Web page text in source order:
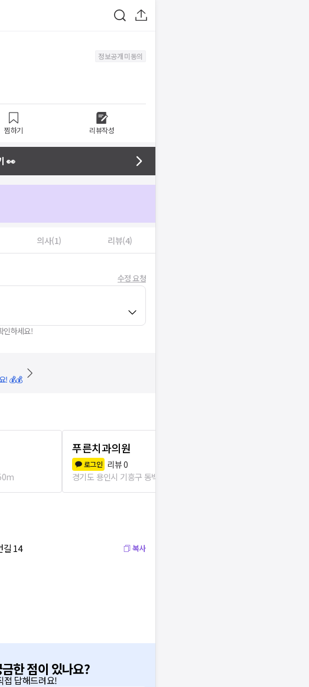
정보공개 미동의
찜하기 리뷰작성
👀
의사(1) 리뷰(4)
수정 요청
인하세요!
! 💰💰
푸른치과의원
로그인 리뷰0
경기도 용인시 기흥구 동백1동
길 14 복사
한 점이 있나요?
접 답해드려요!